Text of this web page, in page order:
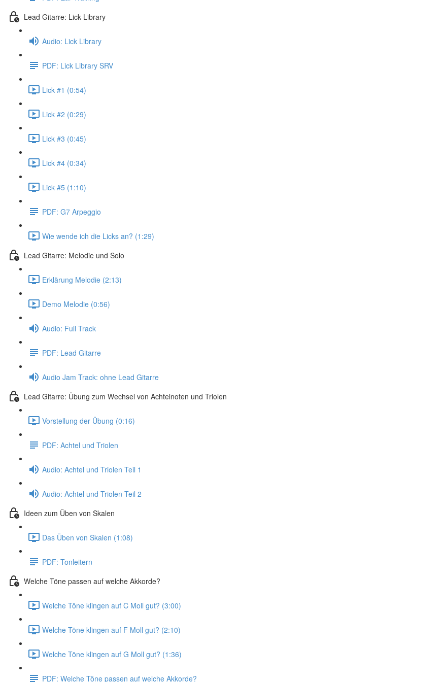
Lead Gitarre: Lick Library
Audio: Lick Library
PDF: Lick Library SRV
Lick #1 (0:54)
Lick #2 (0:29)
Lick #3 (0:45)
Lick #4 (0:34)
Lick #5 (1:10)
PDF: G7 Arpeggio
Wie wende ich die Licks an? (1:29)
Lead Gitarre: Melodie und Solo
Erklärung Melodie (2:13)
Demo Melodie (0:56)
Audio: Full Track
PDF: Lead Gitarre
Audio Jam Track: ohne Lead Gitarre
Lead Gitarre: Übung zum Wechsel von Achtelnoten und Triolen
Vorstellung der Übung (0:16)
PDF: Achtel und Triolen
Audio: Achtel und Triolen Teil 1
Audio: Achtel und Triolen Teil 2
Ideen zum Üben von Skalen
Das Üben von Skalen (1:08)
PDF: Tonleitern
Welche Töne passen auf welche Akkorde?
Welche Töne klingen auf C Moll gut? (3:00)
Welche Töne klingen auf F Moll gut? (2:10)
Welche Töne klingen auf G Moll gut? (1:36)
PDF: Welche Töne passen auf welche Akkorde?